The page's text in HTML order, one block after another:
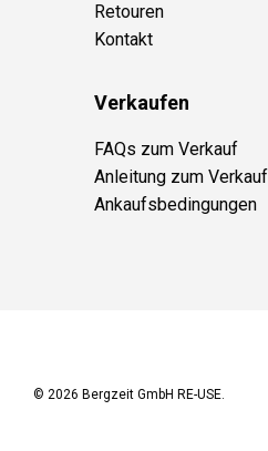
Retouren
Kontakt
Verkaufen
FAQs zum Verkauf
Anleitung zum Verkauf
Ankaufsbedingungen
© 2026 Bergzeit GmbH RE-USE.